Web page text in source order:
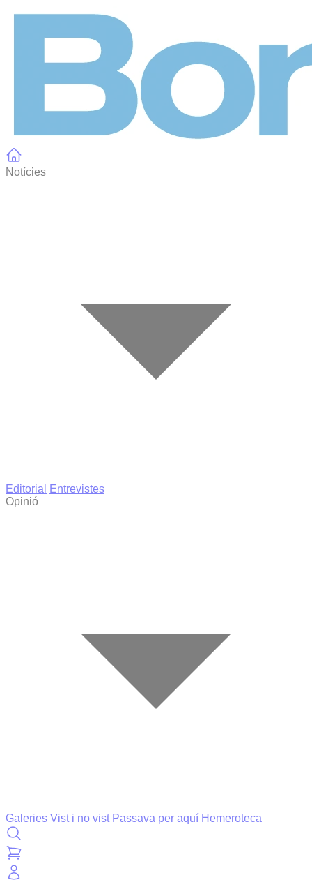
Notícies
Editorial
Entrevistes
Opinió
Galeries Vist i no vist Passava per aquí Hemeroteca